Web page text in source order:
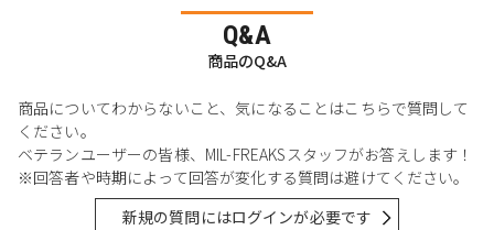
Q&A
商品のQ&A
商品についてわからないこと、気になることはこちらで質問して
ください。
ベテランユーザーの皆様、MIL-FREAKSスタッフがお答えします！
※回答者や時期によって回答が変化する質問は避けてください。
新規の質問にはログインが必要です